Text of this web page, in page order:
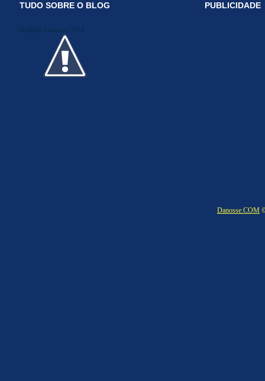
TUDO SOBRE O BLOG
Midiakit Danosse 2014
PUBLICIDADE
Danosse.COM